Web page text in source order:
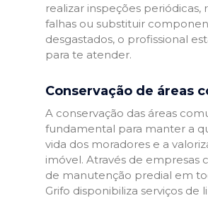
realizar inspeções periódicas,
falhas ou substituir
desgastados, o profissional
para te atender.
Conservação de áreas
A conservação das áreas
fundamental para manter a
vida dos moradores e a
imóvel. Através de empresas
de manutenção predial em
Grifo disponibiliza serviços de